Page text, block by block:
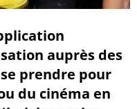
auprès des
prendre pour
du cinéma en